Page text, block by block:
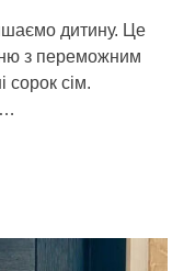
дитину. Це
з переможним
сорок сім.
…